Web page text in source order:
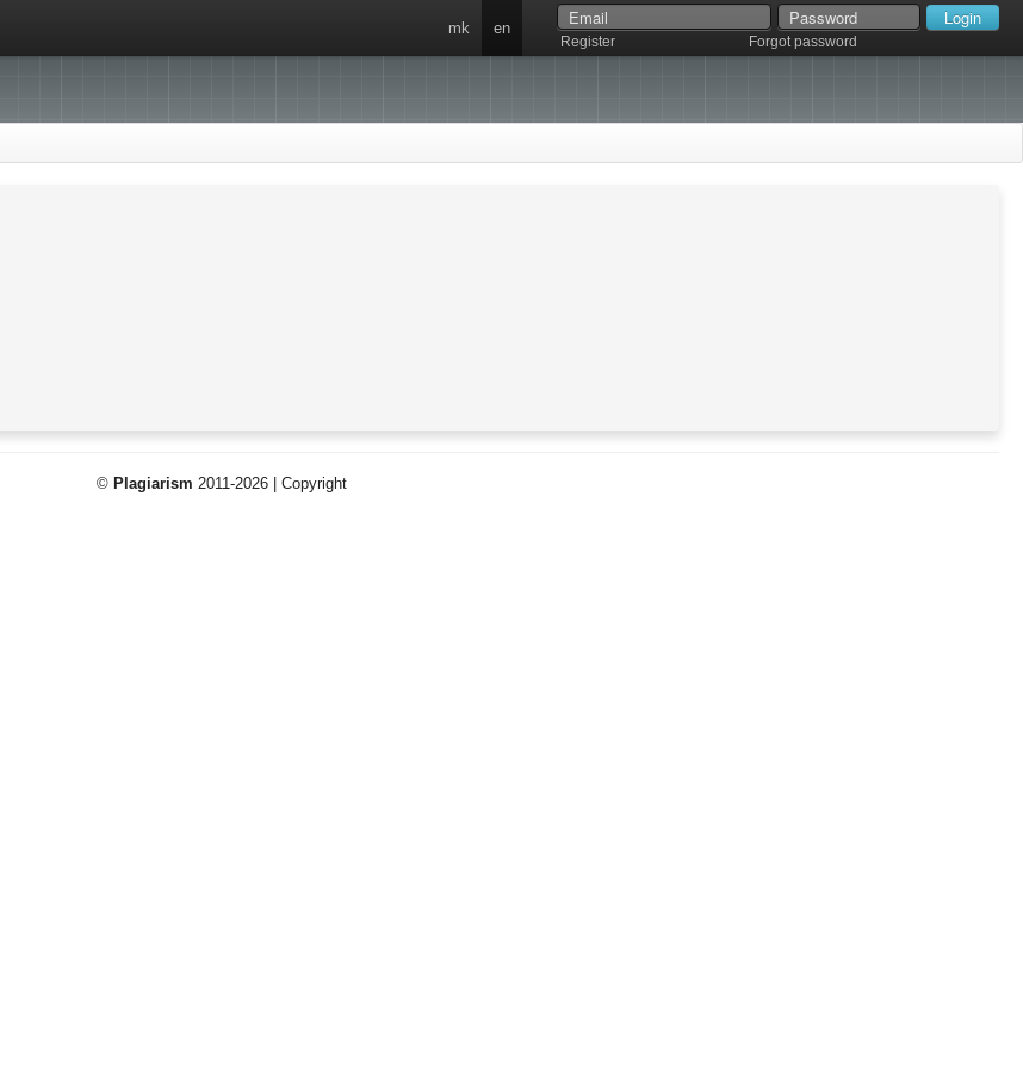
Register Forgot password
mk en
© Plagiarism 2011-2026 | Copyright